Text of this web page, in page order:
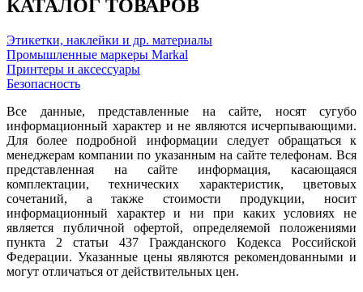
КАТАЛОГ ТОВАРОВ
Этикетки, наклейки и др. материалы
Промышленные маркеры Markal
Принтеры и аксессуары
Безопасность
Все данные, представленные на сайте, носят сугубо
информационный характер и не являются исчерпывающими.
Для более подробной информации следует обращаться к
менеджерам компании по указанным на сайте телефонам. Вся
представленная на сайте информация, касающаяся
комплектации, технических характеристик, цветовых
сочетаний, а также стоимости продукции, носит
информационный характер и ни при каких условиях не
является публичной офертой, определяемой положениями
пункта 2 статьи 437 Гражданского Кодекса Российской
Федерации. Указанные цены являются рекомендованными и
могут отличаться от действительных цен.